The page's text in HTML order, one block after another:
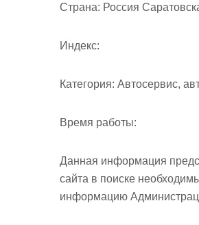
Страна: Россия
Индекс:
Категория: Автосервис,
Время работы:
Данная информация
сайта в поиске
информацию